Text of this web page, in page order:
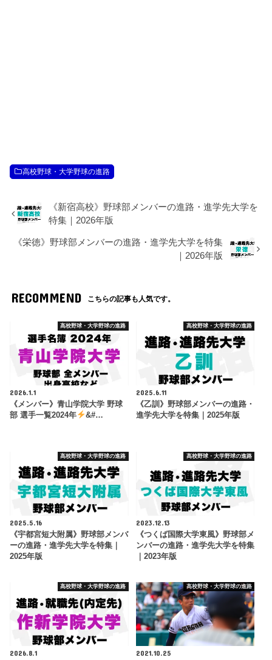
高校野球・大学野球の進路
《新宿高校》野球部メンバーの進路・進学先大学を
特集｜2026年版
《栄徳》野球部メンバーの進路・進学先大学を特集
｜2026年版
RECOMMEND こちらの記事も人気です。
高校野球・大学野球の進路
2026.1.1
《メンバー》青山学院大学 野球
部 選手一覧2024年
&#…
高校野球・大学野球の進路
2025.6.11
《乙訓》野球部メンバーの進路・
進学先大学を特集｜2025年版
高校野球・大学野球の進路
2025.5.16
《宇都宮短大附属》野球部メンバ
ーの進路・進学先大学を特集｜
2025年版
高校野球・大学野球の進路
2023.12.13
《つくば国際大学東風》野球部メ
ンバーの進路・進学先大学を特集
｜2023年版
高校野球・大学野球の進路
2026.8.1
高校野球・大学野球の進路
2021.10.25